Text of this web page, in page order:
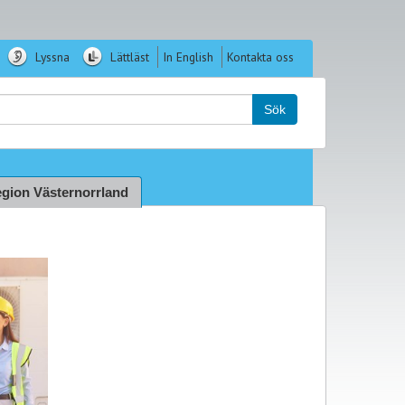
Lyssna Lättläst In English Kontakta oss
Sök
Västernorrland